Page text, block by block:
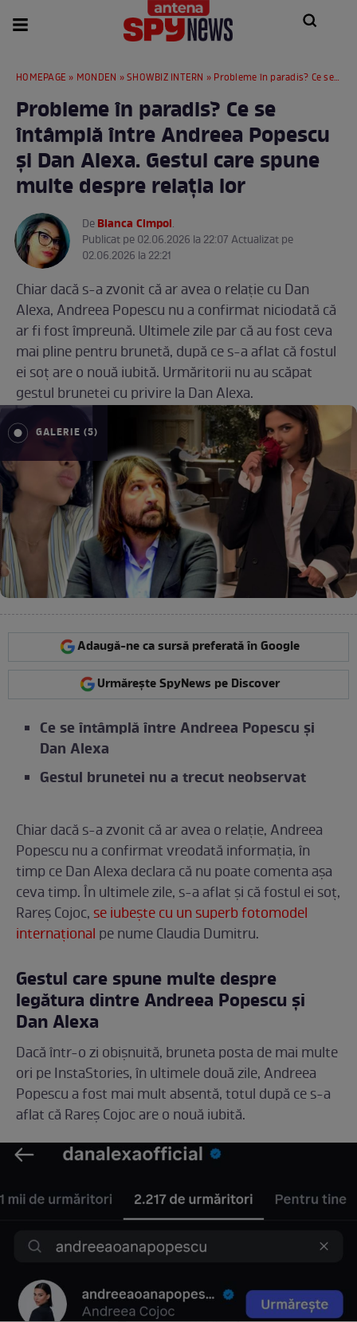
HOMEPAGE » MONDEN »SHOWBIZ INTERN » Probleme în paradis? Ce se întâmplă între Andreea Popescu și Dan Alexa. Gestul care spune multe despre relația lor
Probleme în paradis? Ce se
întâmplă între Andreea Popescu
și Dan Alexa. Gestul care spune
multe despre relația lor
DeBianca Cimpoi.
Publicat pe 02.06.2026 la 22:07 Actualizat pe
02.06.2026 la 22:21
Chiar dacă s-a zvonit că ar avea o relație cu Dan
Alexa, Andreea Popescu nu a confirmat niciodată că
ar fi fost împreună. Ultimele zile par că au fost ceva
mai pline pentru brunetă, după ce s-a aflat că fostul
ei soț are o nouă iubită. Urmăritorii nu au scăpat
gestul brunetei cu privire la Dan Alexa.
GALERIE (5)
Adaugă-ne ca sursă preferată în Google
Urmărește SpyNews pe Discover
Ce se întâmplă între Andreea Popescu și
Dan Alexa
Gestul brunetei nu a trecut neobservat
Chiar dacă s-a zvonit că ar avea o relație, Andreea
Popescu nu a confirmat vreodată informația, în
timp ce Dan Alexa declara că nu poate comenta așa
ceva timp. În ultimele zile, s-a aflat și că fostul ei soț,
Rareș Cojoc, se iubește cu un superb fotomodel
internațional pe nume Claudia Dumitru.
Gestul care spune multe despre
legătura dintre Andreea Popescu și
Dan Alexa
Dacă într-o zi obișnuită, bruneta posta de mai multe
ori pe InstaStories, în ultimele două zile, Andreea
Popescu a fost mai mult absentă, totul după ce s-a
aflat că Rareș Cojoc are o nouă iubită.